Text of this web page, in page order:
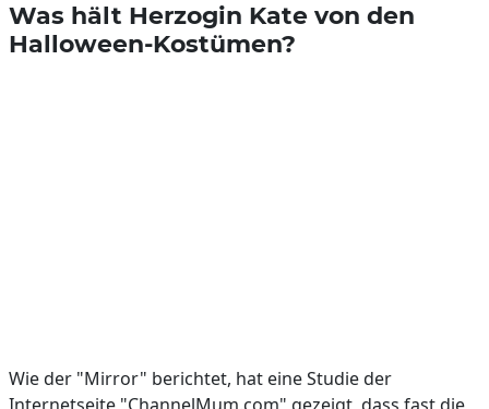
Was hält Herzogin Kate von den
Halloween-Kostümen?
Wie der "Mirror" berichtet, hat eine Studie der